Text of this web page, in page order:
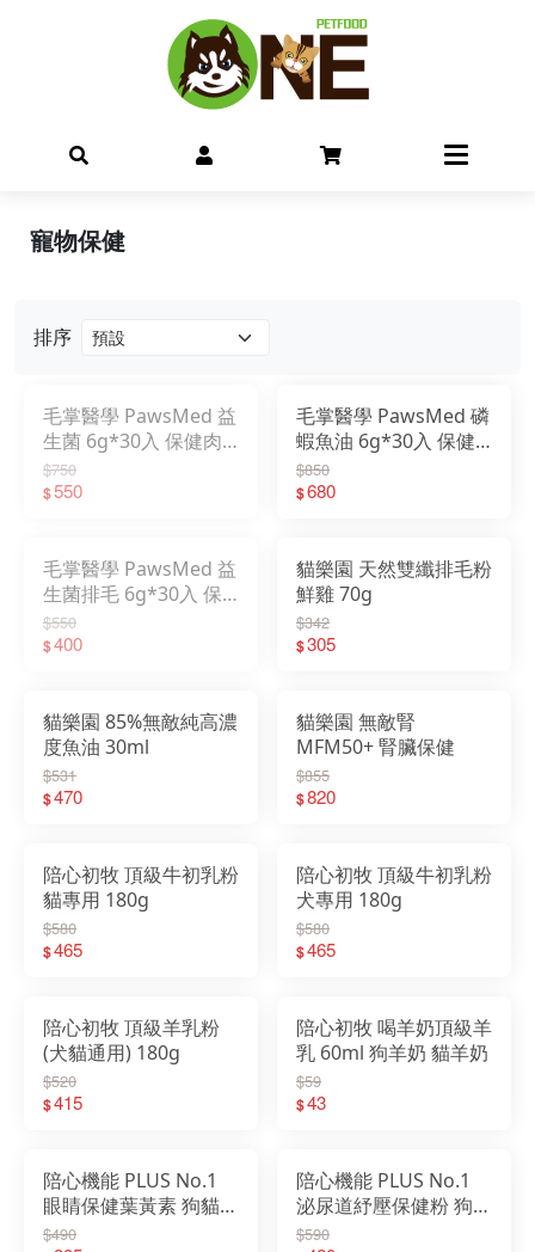
排序
毛掌醫學 PawsMed 益
生菌 6g*30入 保健肉
泥 寵物肉泥
$750
$550
毛掌醫學 PawsMed 磷
蝦魚油 6g*30入 保健
肉泥 寵物肉泥
$850
$680
毛掌醫學 PawsMed 益
生菌排毛 6g*30入 保
健肉泥 寵物肉泥
$550
$400
貓樂園 天然雙纖排毛粉
鮮雞 70g
$342
$305
貓樂園 85%無敵純高濃
度魚油 30ml
$531
$470
貓樂園 無敵腎
MFM50+ 腎臟保健
$855
$820
陪心初牧 頂級牛初乳粉
貓專用 180g
$580
$465
陪心初牧 頂級牛初乳粉
犬專用 180g
$580
$465
陪心初牧 頂級羊乳粉
(犬貓通用) 180g
$520
$415
陪心初牧 喝羊奶頂級羊
乳 60ml 狗羊奶 貓羊奶
$59
$43
陪心機能 PLUS No.1
眼睛保健葉黃素 狗貓用
寵物保健粉 盒裝
$490
陪心機能 PLUS No.1
泌尿道紓壓保健粉 狗貓
用 寵物保健粉 盒裝
$590
寵物保健